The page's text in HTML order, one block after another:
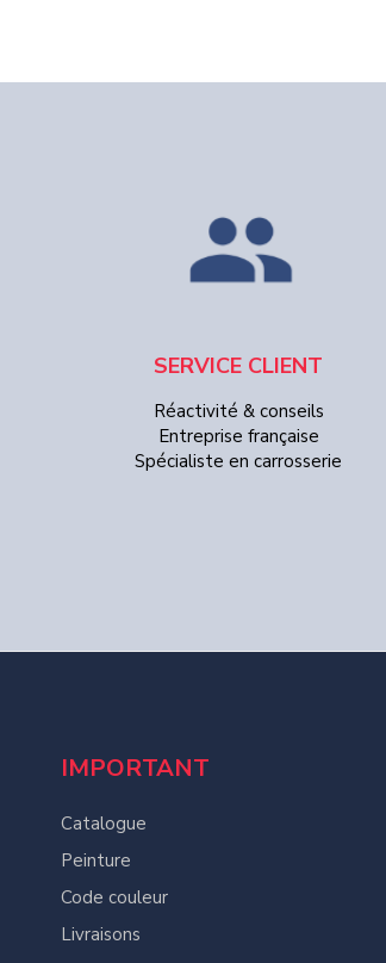
SERVICE CLIENT
Réactivité & conseils
Entreprise française
Spécialiste en carrosserie
IMPORTANT
Catalogue
Peinture
Code couleur
Livraisons